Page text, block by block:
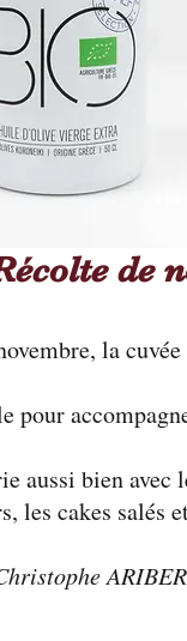
de
la
pour
aussi bien avec
les cakes salés